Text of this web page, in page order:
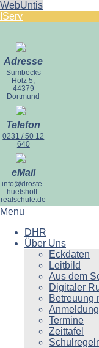
WebUntis
IServ
Adresse
Sumbecks
Holz 5,
44379
Dortmund
Telefon
0231 / 50 12
640
eMail
info@droste-
huelshoff-
realschule.de
Menu
DHR
Über Uns
Eckdaten
Leitbild
Aus dem
Digitaler
Betreuung
Termine
Zeittafel